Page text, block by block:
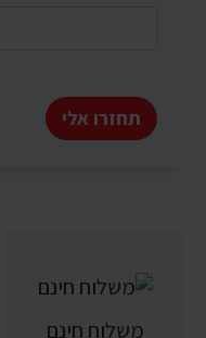
תחזרו אלי
משלוח חינם